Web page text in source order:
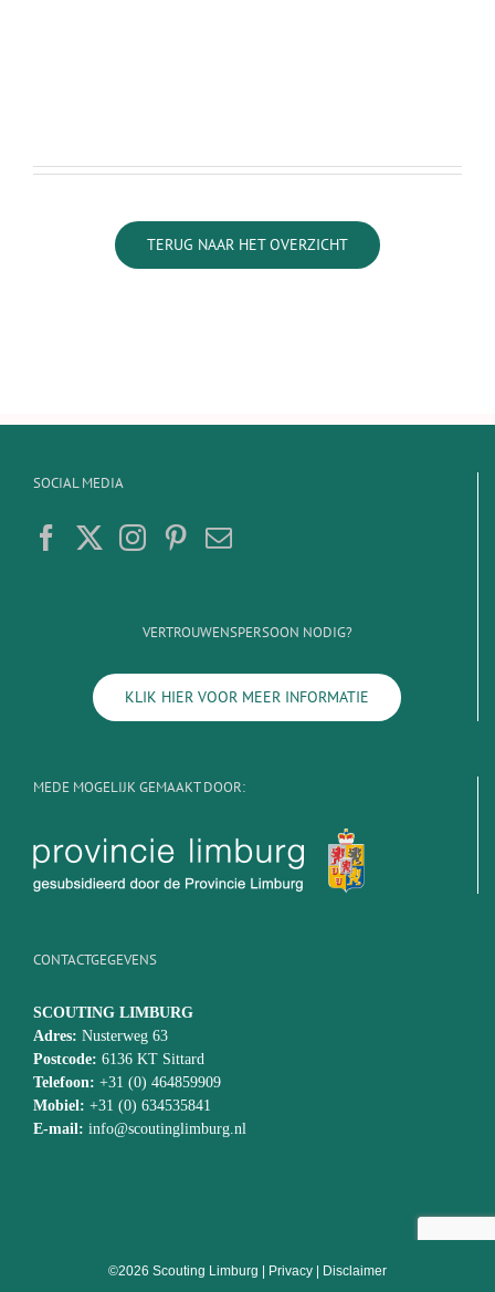
TERUG NAAR HET OVERZICHT
SOCIAL MEDIA
VERTROUWENSPERSOON NODIG?
KLIK HIER VOOR MEER INFORMATIE
MEDE MOGELIJK GEMAAKT DOOR:
CONTACTGEGEVENS
SCOUTING LIMBURG
Adres: Nusterweg 63
Postcode: 6136 KT Sittard
Telefoon: +31 (0) 464859909
Mobiel: +31 (0) 634535841
E-mail: info@scoutinglimburg.nl
©2026 Scouting Limburg | Privacy | Disclaimer